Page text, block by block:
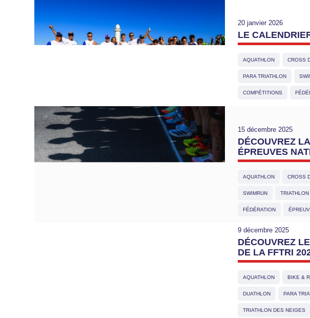
20 janvier 2026
LE
AQUATHLON CROSS
PARA TRIATHLON
COMPÉTITIONS
15 décembre 2025
DÉCOUVREZ
ÉPREUVES
AQUATHLON CROSS
SWIMRUN TRIATHLON
FÉDÉRATION
9 décembre 2025
DÉCOUVREZ
DE LA FFTRI
AQUATHLON BIKE &
DUATHLON PARA
TRIATHLON DES NEIGES